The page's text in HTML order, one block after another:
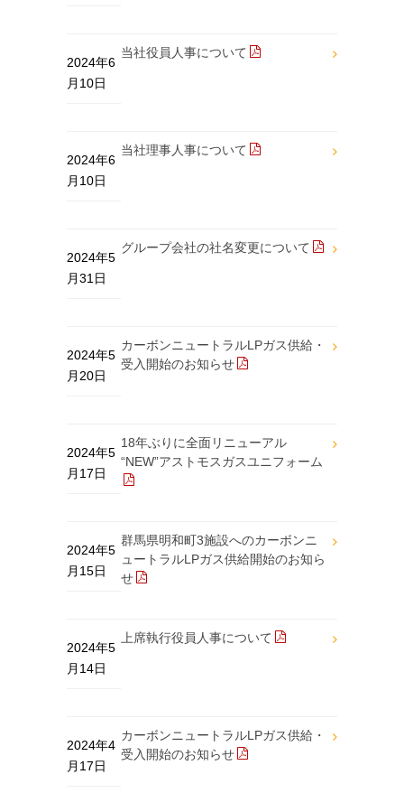
当社役員人事について
2024年6
月10日
当社理事人事について
2024年6
月10日
グループ会社の社名変更について
2024年5
月31日
カーボンニュートラルLPガス供給・
受入開始のお知らせ
2024年5
月20日
18年ぶりに全面リニューアル
“NEW”アストモスガスユニフォーム
2024年5
月17日
群馬県明和町3施設へのカーボンニ
ュートラルLPガス供給開始のお知ら
せ
2024年5
月15日
上席執行役員人事について
2024年5
月14日
カーボンニュートラルLPガス供給・
受入開始のお知らせ
2024年4
月17日